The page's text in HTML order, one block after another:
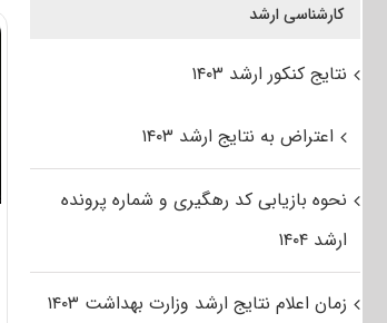
کارشناسی ارشد
نتایج کنکور ارشد ۱۴۰۳
اعتراض به نتایج ارشد ۱۴۰۳
نحوه بازیابی کد رهگیری و شماره پرونده
ارشد ۱۴۰۴
زمان اعلام نتایج ارشد وزارت بهداشت ۱۴۰۳